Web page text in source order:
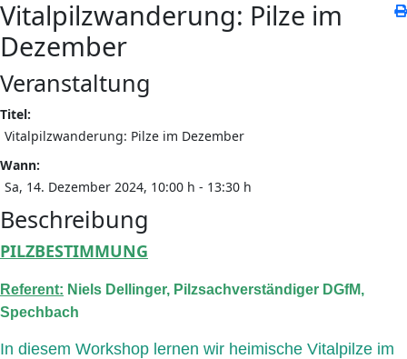
Vitalpilzwanderung: Pilze im
Dezember
Veranstaltung
Titel:
Vitalpilzwanderung: Pilze im Dezember
Wann:
Sa, 14. Dezember 2024, 10:00 h - 13:30 h
Beschreibung
PILZBESTIMMUNG
Referent: Niels Dellinger, Pilzsachverständiger DGfM,
Spechbach
In diesem Workshop lernen wir heimische Vitalpilze im